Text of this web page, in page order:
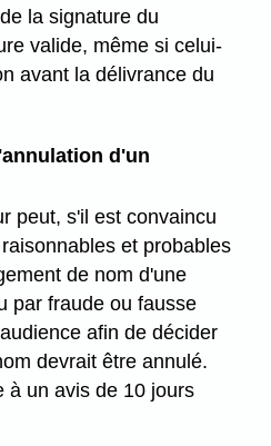
la signature du
valide, même si celui-
avant la délivrance du
d'un
peut, s'il est convaincu
et probables
de nom d'une
par fraude ou fausse
afin de décider
devrait être annulé.
à un avis de 10 jours